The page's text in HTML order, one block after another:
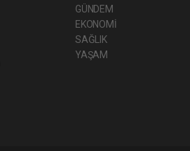
GÜNDEM
EKONOMİ
SAĞLIK
YAŞAM